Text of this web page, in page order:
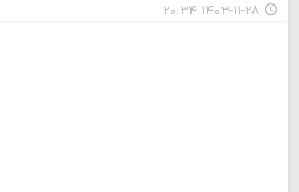
۱۴۰۳-۱۱-۲۸ ۲۰:۳۴